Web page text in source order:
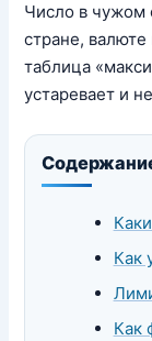
Число в чужом
стране,
таблица
устаревает и
Как
Как